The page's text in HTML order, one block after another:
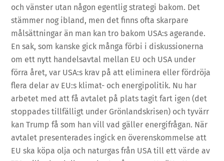
och vänster utan någon egentlig strategi bakom. Det
stämmer nog ibland, men det finns ofta skarpare
målsättningar än man kan tro bakom USA:s agerande.
En sak, som kanske gick många förbi i diskussionerna
om ett nytt handelsavtal mellan EU och USA under
förra året, var USA:s krav på att eliminera eller fördröja
flera delar av EU:s klimat- och energipolitik. Nu har
arbetet med att få avtalet på plats tagit fart igen (det
stoppades tillfälligt under Grönlandskrisen) och tyvärr
kan Trump få som han vill vad gäller energifrågan. När
avtalet presenterades ingick en överenskommelse att
EU ska köpa olja och naturgas från USA till ett värde av